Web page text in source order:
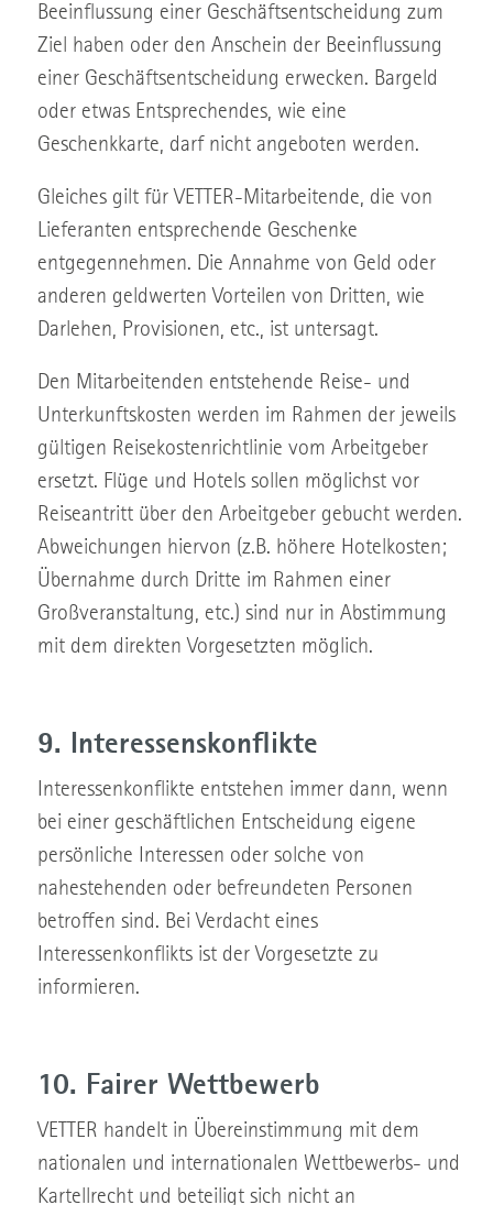
Beeinflussung einer Geschäftsentscheidung zum
Ziel haben oder den Anschein der Beeinflussung
einer Geschäftsentscheidung erwecken. Bargeld
oder etwas Entsprechendes, wie eine
Geschenkkarte, darf nicht angeboten werden.
Gleiches gilt für VETTER-Mitarbeitende, die von
Lieferanten entsprechende Geschenke
entgegennehmen. Die Annahme von Geld oder
anderen geldwerten Vorteilen von Dritten, wie
Darlehen, Provisionen, etc., ist untersagt.
Den Mitarbeitenden entstehende Reise- und
Unterkunftskosten werden im Rahmen der jeweils
gültigen Reisekostenrichtlinie vom Arbeitgeber
ersetzt. Flüge und Hotels sollen möglichst vor
Reiseantritt über den Arbeitgeber gebucht werden.
Abweichungen hiervon (z.B. höhere Hotelkosten;
Übernahme durch Dritte im Rahmen einer
Großveranstaltung, etc.) sind nur in Abstimmung
mit dem direkten Vorgesetzten möglich.
9. Interessenskonflikte
Interessenkonflikte entstehen immer dann, wenn
bei einer geschäftlichen Entscheidung eigene
persönliche Interessen oder solche von
nahestehenden oder befreundeten Personen
betroffen sind. Bei Verdacht eines
Interessenkonflikts ist der Vorgesetzte zu
informieren.
10. Fairer Wettbewerb
VETTER handelt in Übereinstimmung mit dem
nationalen und internationalen Wettbewerbs- und
Kartellrecht und beteiligt sich nicht an